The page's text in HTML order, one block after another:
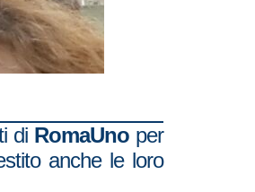
di RomaUno per
anche le loro